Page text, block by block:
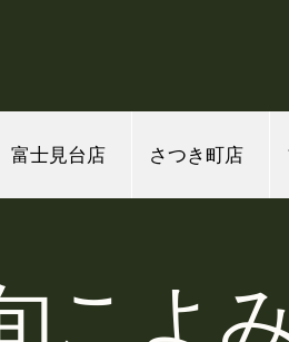
富士見台店 さつき町店